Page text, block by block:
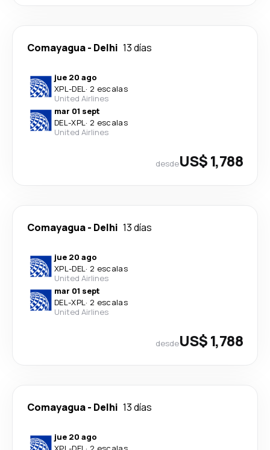
Comayagua- Delhi 13 días
jue 20 ago
XPL-DEL· 2 escalas
United Airlines
mar 01 sept
DEL-XPL· 2 escalas
United Airlines
desdeUS$ 1,788
Comayagua- Delhi 13 días
jue 20 ago
XPL-DEL· 2 escalas
United Airlines
mar 01 sept
DEL-XPL· 2 escalas
United Airlines
desdeUS$ 1,788
Comayagua- Delhi 13 días
jue 20 ago